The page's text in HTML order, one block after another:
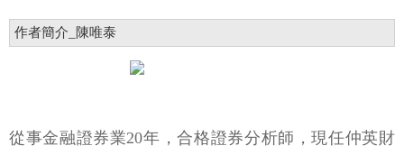
作者簡介_陳唯泰
從事金融證券業20年，合格證券分析師，現任仲英財